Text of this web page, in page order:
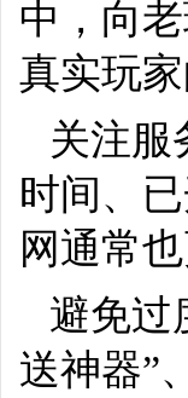
中，向
真实玩
关注服
时间、
网通常
避免过
送神器”